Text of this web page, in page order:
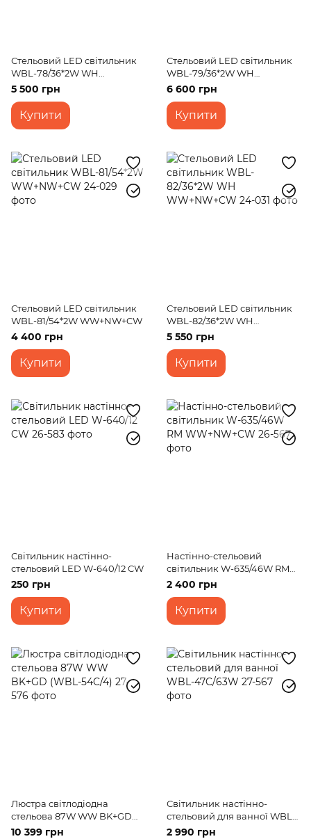
Стельовий LED світильник
WBL-78/36*2W WH
WW+NW+CW
5 500 грн
Купити
Стельовий LED світильник
WBL-79/36*2W WH
WW+NW+CW
6 600 грн
Купити
Стельовий LED світильник
WBL-81/54*2W WW+NW+CW
4 400 грн
Купити
Стельовий LED світильник
WBL-82/36*2W WH
WW+NW+CW
5 550 грн
Купити
Світильник настінно-
стельовий LED W-640/12 CW
250 грн
Купити
Настінно-стельовий
світильник W-635/46W RM
WW+NW+CW
2 400 грн
Купити
Люстра світлодіодна
стельова 87W WW BK+GD
(WBL-54C/4)
10 399 грн
Світильник настінно-
стельовий для ванної WBL-
47C/63W
2 990 грн